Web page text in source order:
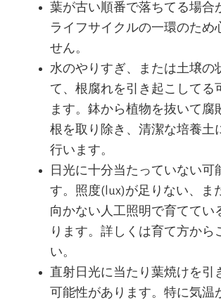
葉が古い順番で落ちてる場合
ライフサイクルの一環のため
せん。
水のやりすぎ、または土壌の
て、根腐れを引き起こしてる
ます。鉢から植物を抜いて腐
根を取り除き、清潔な培養土
行います。
日光に十分当たっていない可
す。照度(lux)が足りない、ま
向かない人工照明で育ててい
ります。詳しくは育て方から
い。
直射日光に当たり葉焼けを引
可能性があります。特に気温